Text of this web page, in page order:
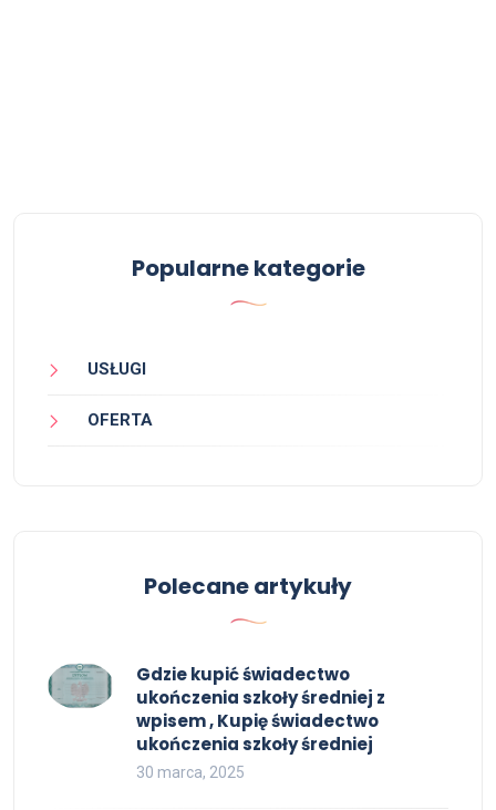
Popularne kategorie
USŁUGI
OFERTA
Polecane artykuły
Gdzie kupić świadectwo
ukończenia szkoły średniej z
wpisem , Kupię świadectwo
ukończenia szkoły średniej
30 marca, 2025